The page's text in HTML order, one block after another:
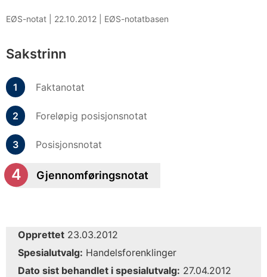
EØS-notat | 22.10.2012 EØS-notatbasen
Sakstrinn
Faktanotat
Foreløpig posisjonsnotat
Posisjonsnotat
Gjennomføringsnotat
Opprettet 23.03.2012
Spesialutvalg: Handelsforenklinger
Dato sist behandlet i spesialutvalg: 27.04.2012